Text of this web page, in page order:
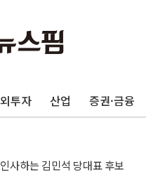
투자 산업 증권·금융
포항시 재난예산 40억 긴급 투입
울진·영덕 '호우특보'-포항 '산
인천 합동연설회 나선 송영길·정
김민석, 2주차 제주·인천 경선서
[속보] 민주, 제주·인천 경선 결과